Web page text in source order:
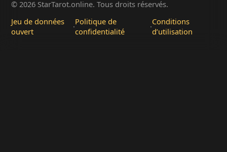
© 2026 StarTarot.online. Tous droits réservés.
Jeu de données
ouvert
·Politique de
confidentialité
·Conditions
d’utilisation